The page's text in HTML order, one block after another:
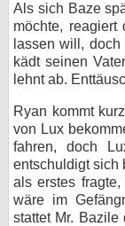
Als sich Baze
möchte, reagiert
lassen will,
kädt seinen
lehnt ab.
Ryan kommt
von Lux
fahren, doch
entschuldigt sich
als erstes
wäre im
stattet Mr.